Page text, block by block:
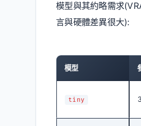
模型與其約略需求
言與硬體差異很大):
模型
tiny